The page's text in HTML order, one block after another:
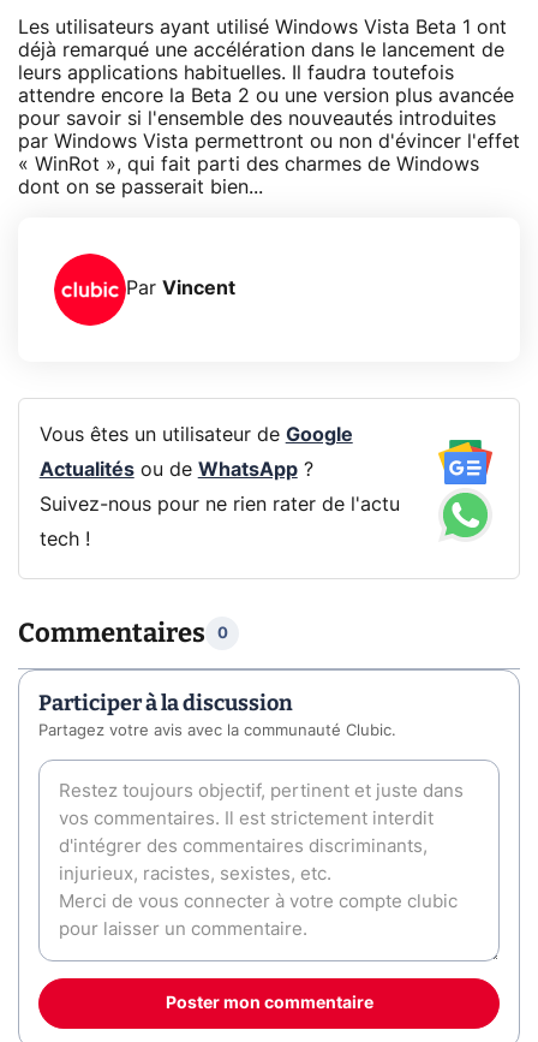
Les utilisateurs ayant utilisé Windows Vista Beta 1 ont
déjà remarqué une accélération dans le lancement de
leurs applications habituelles. Il faudra toutefois
attendre encore la Beta 2 ou une version plus avancée
pour savoir si l'ensemble des nouveautés introduites
par Windows Vista permettront ou non d'évincer l'effet
« WinRot », qui fait parti des charmes de Windows
dont on se passerait bien...
Par Vincent
Vous êtes un utilisateur de Google
Actualitésou de WhatsApp?
Suivez-nous pour ne rien rater de l'actu
tech !
Commentaires 0
Participer à la discussion
Partagez votre avis avec la communauté Clubic.
Poster mon commentaire